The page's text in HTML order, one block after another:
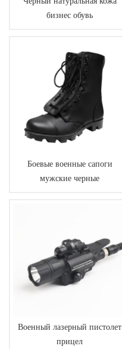
бизнес обувь
Боевые военные сапоги
мужские черные
Военный лазерный пистолет
прицел